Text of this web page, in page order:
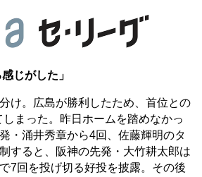
じがした」
け。広島が勝利したため、首位との
まった。昨日ホームを踏めなかっ
・涌井秀章から4回、佐藤輝明のタ
すると、阪神の先発・大竹耕太郎は
7回を投げ切る好投を披露。その後